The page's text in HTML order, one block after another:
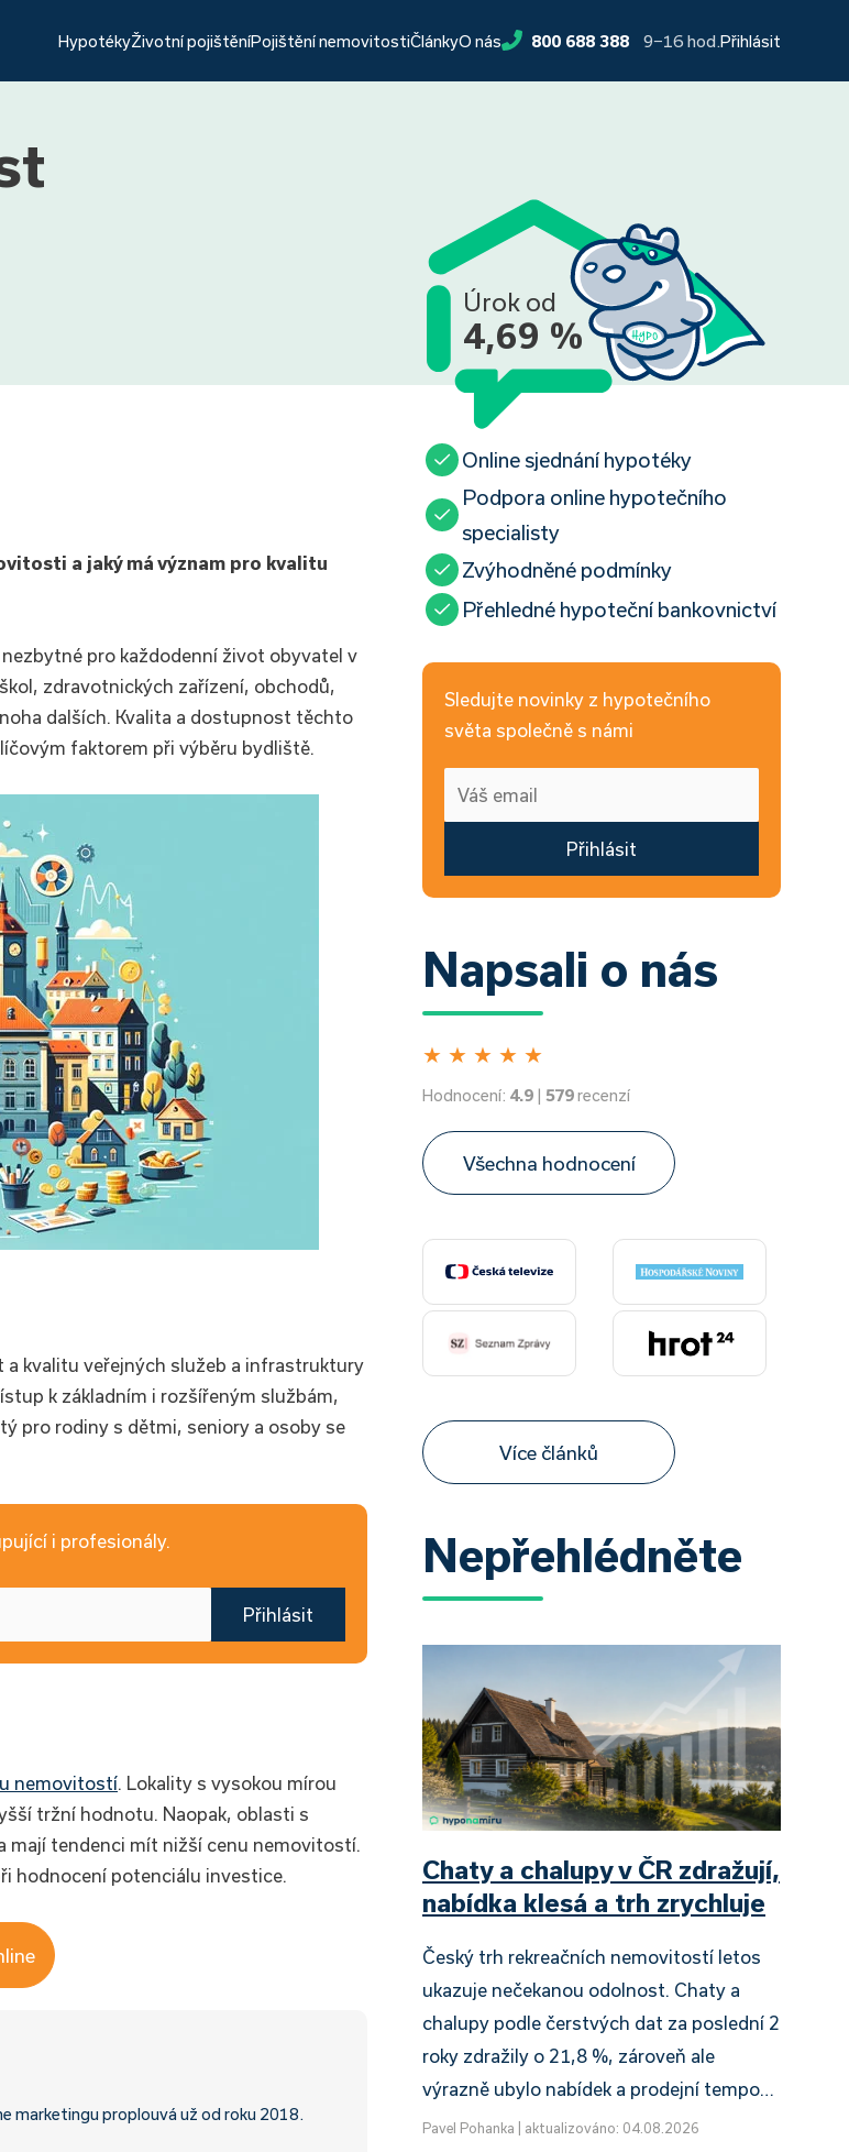
HypotékyŽivotní pojištěníPojištění nemovitostiČlánkyO nás 800 688 388 9−16 hod. Přihlásit
Úrok od
4,69 %
a jaký má význam pro kvalitu
pro každodenní život obyvatel v
zdravotnických zařízení, obchodů,
dalších. Kvalita a dostupnost těchto
faktorem při výběru bydliště.
kvalitu veřejných služeb a infrastruktury
k základním i rozšířeným službám,
pro rodiny s dětmi, seniory a osoby se
i profesionály.
Přihlásit
nemovitostí. Lokality s vysokou mírou
tržní hodnotu. Naopak, oblasti s
mají tendenci mít nižší cenu nemovitostí.
hodnocení potenciálu investice.
marketingu proplouvá už od roku 2018.
Online sjednání hypotéky
Podpora online hypotečního
specialisty
Zvýhodněné podmínky
Přehledné hypoteční bankovnictví
Sledujte novinky z hypotečního
světa společně s námi
Přihlásit
Napsali o nás
★ ★ ★ ★ ★
Hodnocení: 4.9 | 579recenzí
Všechna hodnocení
Více článků
Nepřehlédněte
Chaty a chalupy v ČR zdražují,
nabídka klesá a trh zrychluje
Český trh rekreačních nemovitostí letos
ukazuje nečekanou odolnost. Chaty a
chalupy podle čerstvých dat za poslední 2
roky zdražily o 21,8 %, zároveň ale
výrazně ubylo nabídek a prodejní tempo…
Pavel Pohanka aktualizováno: 04.08.2026